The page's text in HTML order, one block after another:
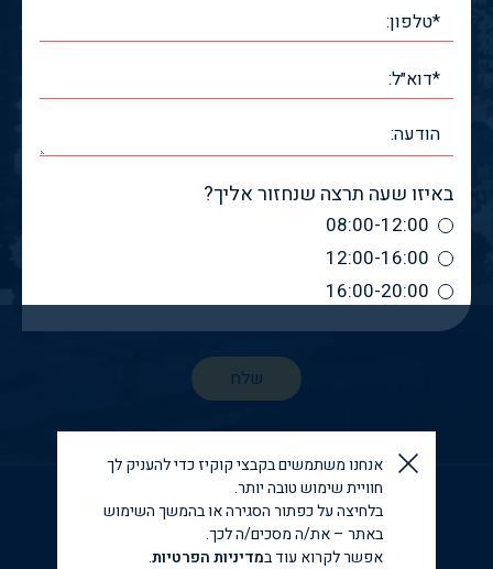
אנחנו משתמשים בקבצי קוקיז כדי להעניק לך
חוויית שימוש טובה יותר.
בלחיצה על כפתור הסגירה או בהמשך השימוש
באתר – את/ה מסכים/ה לכך.
אפשר לקרוא עוד במדיניות הפרטיות.
באיזו שעה תרצה שנחזור אליך?
08:00-12:00
12:00-16:00
16:00-20:00
© כל הזכויות שמורות לא.א. גאורגיה ישראל יזמות נדל״ן בע״מ
2026
מתוך דף הפייסבוק visitbatumi
מובהר כי כל הכתוב באתר זה אינו מהווה ייעוץ משפטי ו/או
מקצועי. על הרוכש מוטלת החובה לערוך את כל הבדיקות